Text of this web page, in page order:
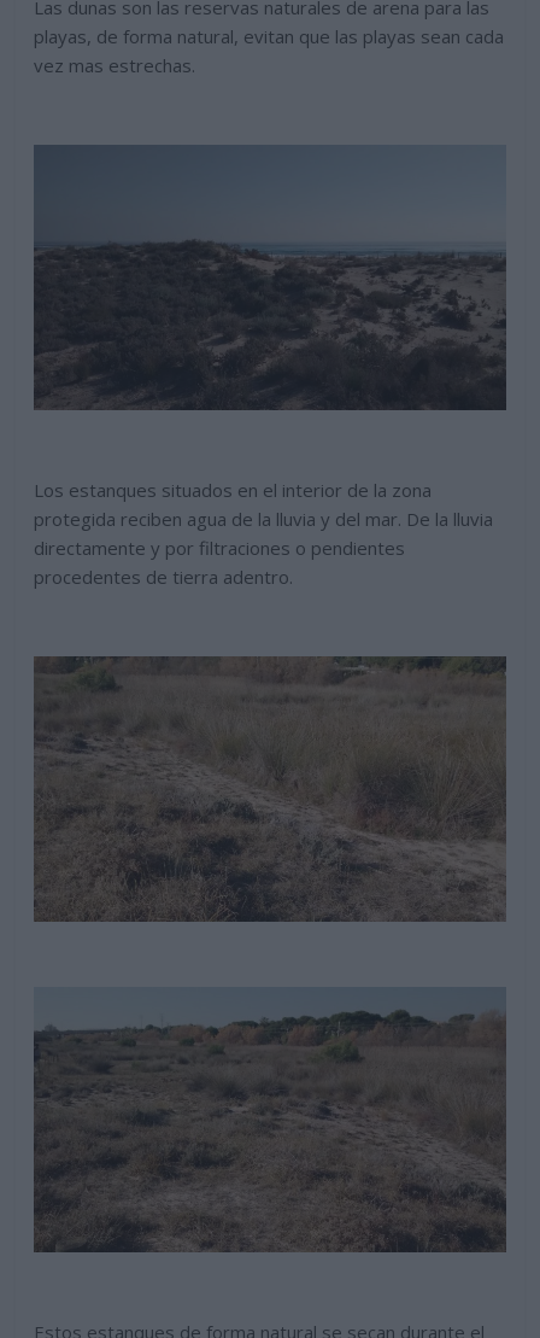
Las dunas son las reservas naturales de arena para las
playas, de forma natural, evitan que las playas sean cada
vez mas estrechas.
Los estanques situados en el interior de la zona
protegida reciben agua de la lluvia y del mar. De la lluvia
directamente y por filtraciones o pendientes
procedentes de tierra adentro.
Estos estanques de forma natural se secan durante el